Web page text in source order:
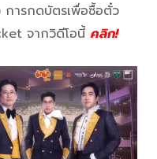
การกดบัตรเพื่อซื้อตั๋ว
จากวิดีโอนี้ คลิก!